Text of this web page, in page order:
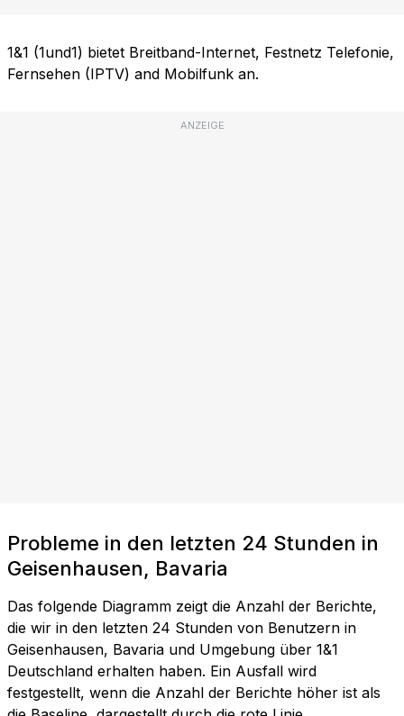
1&1 (1und1) bietet Breitband-Internet, Festnetz Telefonie,
Fernsehen (IPTV) and Mobilfunk an.
ANZEIGE
Probleme in den letzten 24 Stunden in
Geisenhausen, Bavaria
Das folgende Diagramm zeigt die Anzahl der Berichte,
die wir in den letzten 24 Stunden von Benutzern in
Geisenhausen, Bavaria und Umgebung über 1&1
Deutschland erhalten haben. Ein Ausfall wird
festgestellt, wenn die Anzahl der Berichte höher ist als